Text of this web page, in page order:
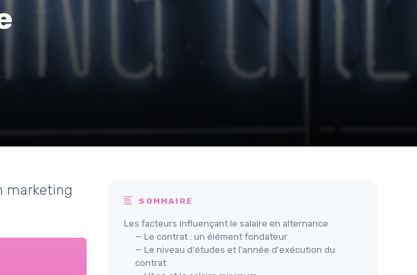
marketing
SOMMAIRE
Les facteurs influençant le salaire en alternance
— Le contrat : un élément fondateur
— Le niveau d'études et l'année d'exécution du
contrat